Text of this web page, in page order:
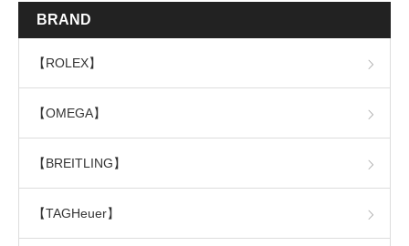
BRAND
【ROLEX】
【OMEGA】
【BREITLING】
【TAGHeuer】